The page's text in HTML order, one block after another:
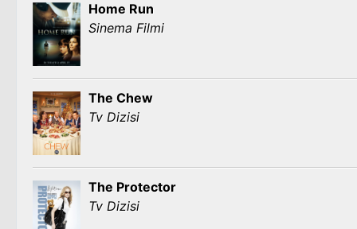
Home Run
Sinema Filmi
The Chew
Tv Dizisi
The Protector
Tv Dizisi